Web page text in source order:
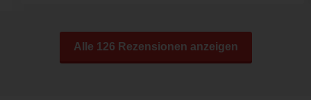
Alle 126 Rezensionen anzeigen